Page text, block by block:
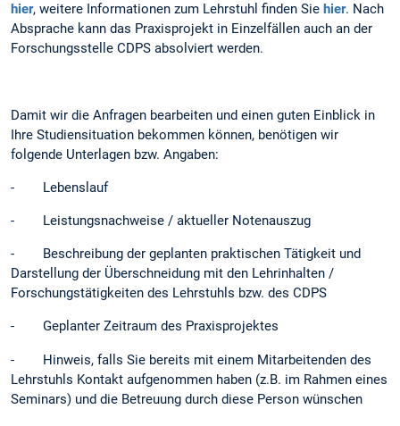
hier, weitere Informationen zum Lehrstuhl finden Sie hier. Nach
Absprache kann das Praxisprojekt in Einzelfällen auch an der
Forschungsstelle CDPS absolviert werden.
Damit wir die Anfragen bearbeiten und einen guten Einblick in
Ihre Studiensituation bekommen können, benötigen wir
folgende Unterlagen bzw. Angaben:
- Lebenslauf
- Leistungsnachweise / aktueller Notenauszug
- Beschreibung der geplanten praktischen Tätigkeit und
Darstellung der Überschneidung mit den Lehrinhalten /
Forschungstätigkeiten des Lehrstuhls bzw. des CDPS
- Geplanter Zeitraum des Praxisprojektes
- Hinweis, falls Sie bereits mit einem Mitarbeitenden des
Lehrstuhls Kontakt aufgenommen haben (z.B. im Rahmen eines
Seminars) und die Betreuung durch diese Person wünschen